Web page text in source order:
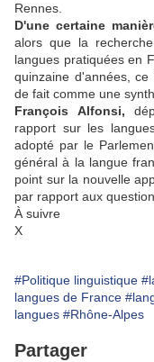
Rennes.
D'une certaine
alors que la
langues pratiquées en
quinzaine d'années,
de fait comme une
François Alfonsi,
rapport sur les
adopté par le
général à la langue
point sur la nouvelle
par rapport aux
À suivre
X
#Politique linguistique
langues de France
langues #Rhône-Alpes
Partager